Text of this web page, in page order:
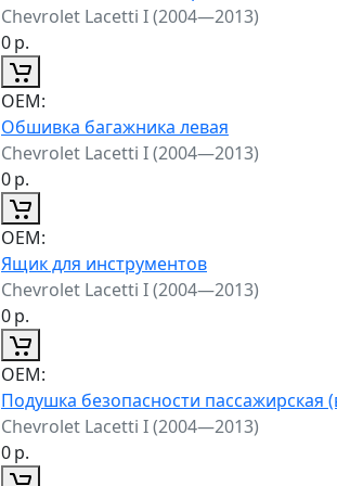
Chevrolet Lacetti I (2004—2013)
0р.
ОЕМ:
Обшивка багажника левая
Chevrolet Lacetti I (2004—2013)
0р.
ОЕМ:
Ящик для инструментов
Chevrolet Lacetti I (2004—2013)
0р.
ОЕМ:
Подушка безопасности пассажирская
Chevrolet Lacetti I (2004—2013)
0р.